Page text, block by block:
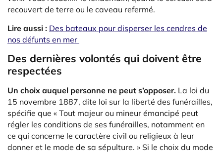
recouvert de terre ou le caveau refermé.
Lire aussi : Des bateaux pour disperser les cendres de
nos défunts en mer
Des dernières volontés qui doivent être
respectées
Un choix auquel personne ne peut s’opposer. La loi du
15 novembre 1887, dite loi sur la liberté des funérailles,
spécifie que « Tout majeur ou mineur émancipé peut
régler les conditions de ses funérailles, notamment en
ce qui concerne le caractère civil ou religieux à leur
donner et le mode de sa sépulture. » Si le choix du mode